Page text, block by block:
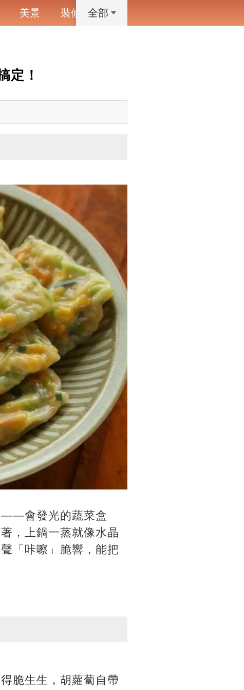
美景 裝修 寵物
全部
定！
——會發光的蔬菜盒
，上鍋一蒸就像水晶
「咔嚓」脆響，能把
脆生生，胡蘿蔔自帶